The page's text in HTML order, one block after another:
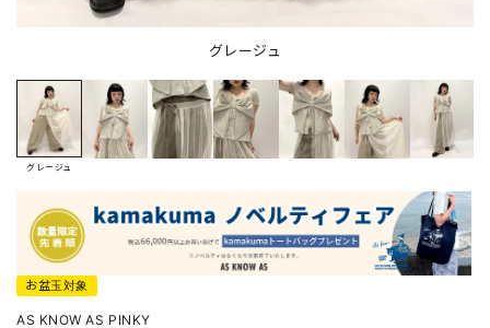
グレージュ
グレージュ
お盆玉対象
AS KNOW AS PINKY